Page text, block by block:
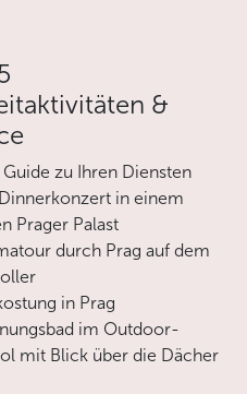
&
zu Ihren Diensten
in einem
Prager Palast
durch Prag auf dem
in Prag
im Outdoor-
mit Blick über die Dächer